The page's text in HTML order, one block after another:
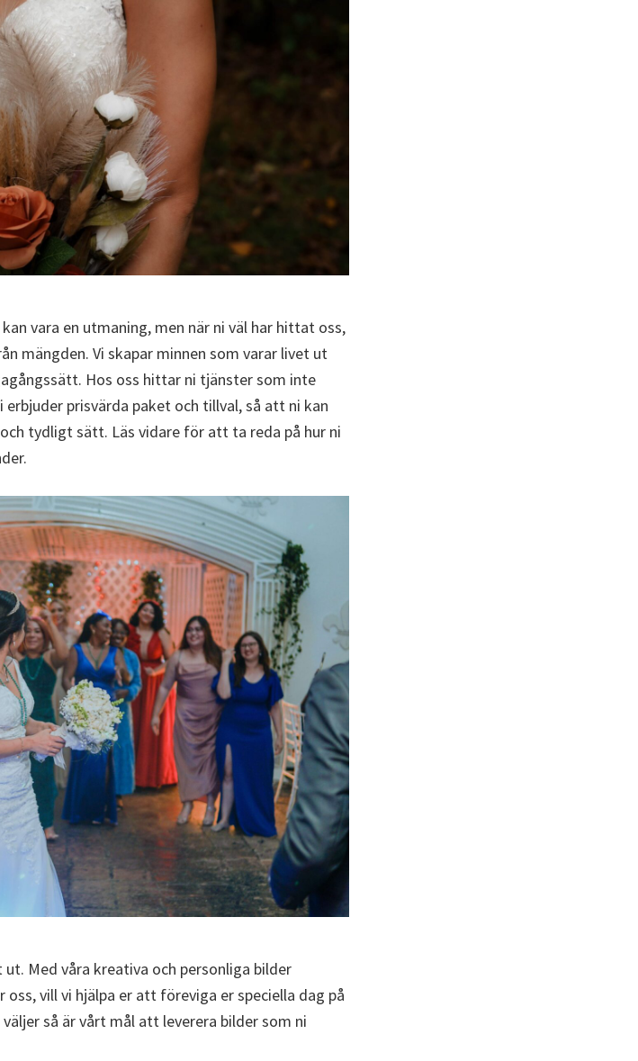
kan vara en utmaning, men när ni väl har hittat oss,
mängden. Vi skapar minnen som varar livet ut
Hos oss hittar ni tjänster som inte
prisvärda paket och tillval, så att ni kan
tydligt sätt. Läs vidare för att ta reda på hur ni
Med våra kreativa och personliga bilder
vill vi hjälpa er att föreviga er speciella dag på
så är vårt mål att leverera bilder som ni